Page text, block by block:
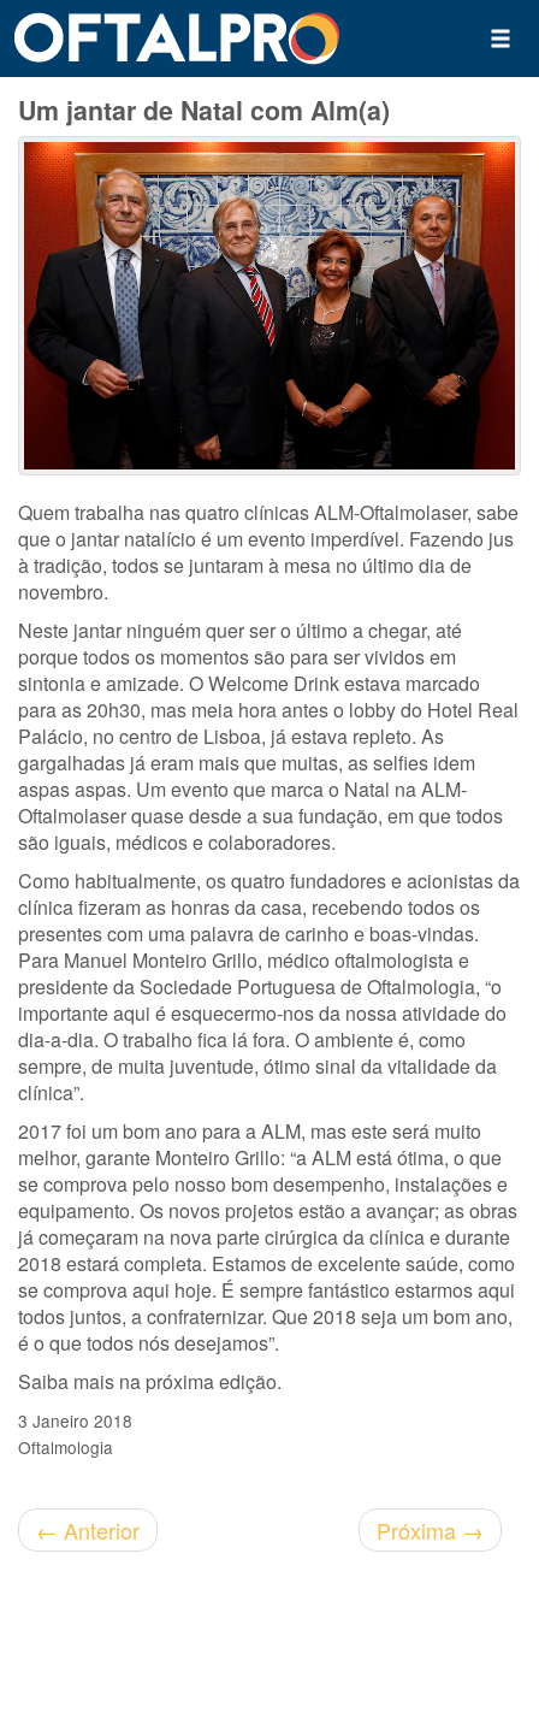
Um jantar de Natal com Alm(a)
Quem trabalha nas quatro clínicas ALM-Oftalmolaser, sabe
que o jantar natalício é um evento imperdível. Fazendo jus
à tradição, todos se juntaram à mesa no último dia de
novembro.
Neste jantar ninguém quer ser o último a chegar, até
porque todos os momentos são para ser vividos em
sintonia e amizade. O Welcome Drink estava marcado
para as 20h30, mas meia hora antes o lobby do Hotel Real
Palácio, no centro de Lisboa, já estava repleto. As
gargalhadas já eram mais que muitas, as selfies idem
aspas aspas. Um evento que marca o Natal na ALM-
Oftalmolaser quase desde a sua fundação, em que todos
são iguais, médicos e colaboradores.
Como habitualmente, os quatro fundadores e acionistas da
clínica fizeram as honras da casa, recebendo todos os
presentes com uma palavra de carinho e boas-vindas.
Para Manuel Monteiro Grillo, médico oftalmologista e
presidente da Sociedade Portuguesa de Oftalmologia, “o
importante aqui é esquecermo-nos da nossa atividade do
dia-a-dia. O trabalho fica lá fora. O ambiente é, como
sempre, de muita juventude, ótimo sinal da vitalidade da
clínica”.
2017 foi um bom ano para a ALM, mas este será muito
melhor, garante Monteiro Grillo: “a ALM está ótima, o que
se comprova pelo nosso bom desempenho, instalações e
equipamento. Os novos projetos estão a avançar; as obras
já começaram na nova parte cirúrgica da clínica e durante
2018 estará completa. Estamos de excelente saúde, como
se comprova aqui hoje. É sempre fantástico estarmos aqui
todos juntos, a confraternizar. Que 2018 seja um bom ano,
é o que todos nós desejamos”.
Saiba mais na próxima edição.
3 Janeiro 2018
Oftalmologia
← Anterior Próxima →